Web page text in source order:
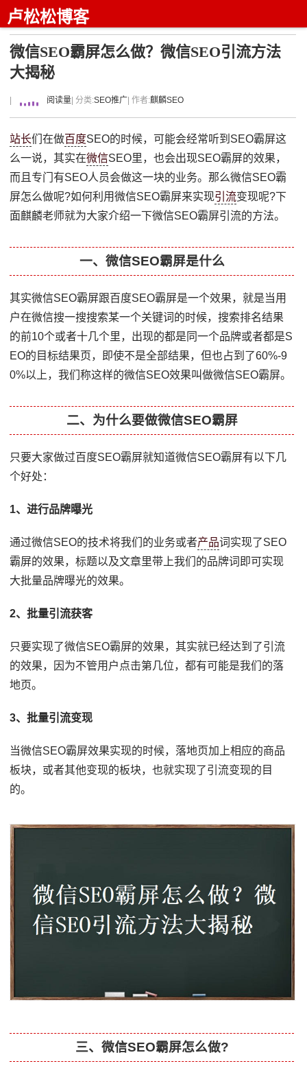
卢松松博客
微信SEO霸屏怎么做？微信SEO引流方法
大揭秘
阅读量 | 分类:SEO推广 | 作者:麒麟SEO
站长们在做百度SEO的时候，可能会经常听到SEO霸屏这
么一说，其实在微信SEO里，也会出现SEO霸屏的效果，
而且专门有SEO人员会做这一块的业务。那么微信SEO霸
屏怎么做呢?如何利用微信SEO霸屏来实现引流变现呢?下
面麒麟老师就为大家介绍一下微信SEO霸屏引流的方法。
一、微信SEO霸屏是什么
其实微信SEO霸屏跟百度SEO霸屏是一个效果，就是当用
户在微信搜一搜搜索某一个关键词的时候，搜索排名结果
的前10个或者十几个里，出现的都是同一个品牌或者都是S
EO的目标结果页，即使不是全部结果，但也占到了60%-9
0%以上，我们称这样的微信SEO效果叫做微信SEO霸屏。
二、为什么要做微信SEO霸屏
只要大家做过百度SEO霸屏就知道微信SEO霸屏有以下几
个好处：
1、进行品牌曝光
通过微信SEO的技术将我们的业务或者产品词实现了SEO
霸屏的效果，标题以及文章里带上我们的品牌词即可实现
大批量品牌曝光的效果。
2、批量引流获客
只要实现了微信SEO霸屏的效果，其实就已经达到了引流
的效果，因为不管用户点击第几位，都有可能是我们的落
地页。
3、批量引流变现
当微信SEO霸屏效果实现的时候，落地页加上相应的商品
板块，或者其他变现的板块，也就实现了引流变现的目
的。
三、微信SEO霸屏怎么做?